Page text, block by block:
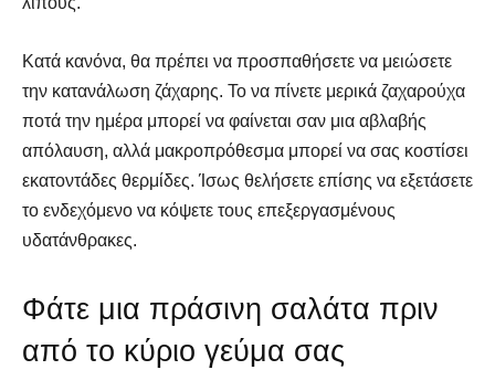
Κατά κανόνα, θα πρέπει να προσπαθήσετε να μειώσετε
την κατανάλωση ζάχαρης. Το να πίνετε μερικά ζαχαρούχα
ποτά την ημέρα μπορεί να φαίνεται σαν μια αβλαβής
απόλαυση, αλλά μακροπρόθεσμα μπορεί να σας κοστίσει
εκατοντάδες θερμίδες. Ίσως θελήσετε επίσης να εξετάσετε
το ενδεχόμενο να κόψετε τους επεξεργασμένους
υδατάνθρακες.
Φάτε μια πράσινη σαλάτα πριν
από το κύριο γεύμα σας